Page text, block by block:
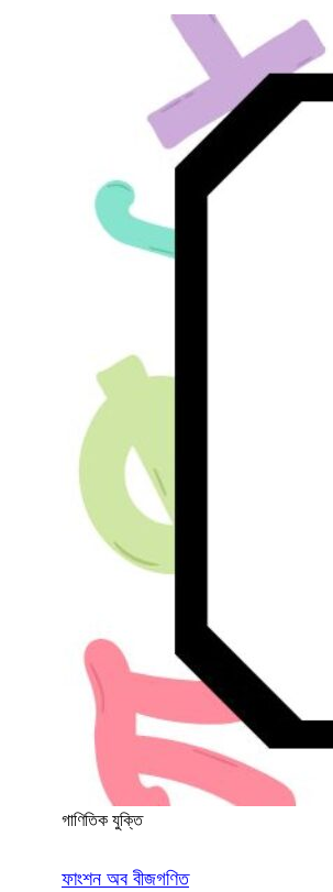
গাণিতিক যুক্তি
ফাংশন অব বীজগণিত